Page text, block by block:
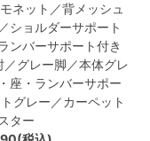
ネット／背メッシュ
ショルダーサポート
ンバーサポート付き
／グレー脚／本体グレ
座・ランバーサポー
トグレー／カーペット
ター